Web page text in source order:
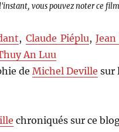
vous pouvez noter ce film
, Claude Piéplu,
An Luu
deMichel Deville sur
chroniqués sur ce